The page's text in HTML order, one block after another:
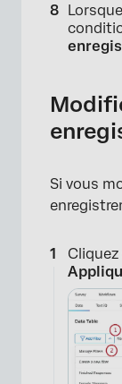
Si vous